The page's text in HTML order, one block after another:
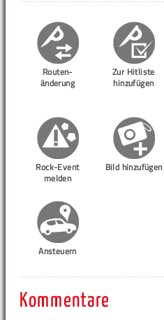
Routen-
änderung
Zur Hitliste
hinzufügen
Rock-Event
melden
Bild hinzufügen
Ansteuern
Kommentare